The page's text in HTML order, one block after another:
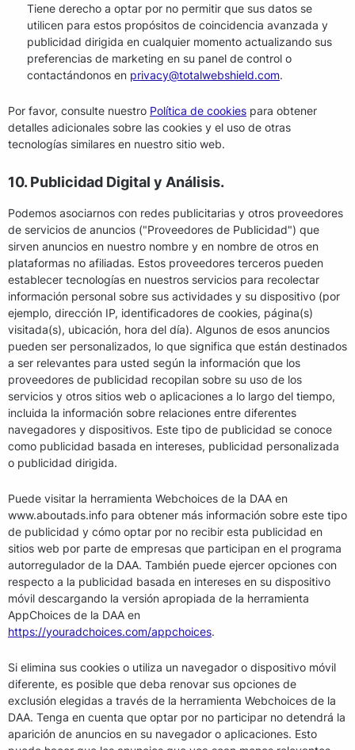
Tiene derecho a optar por no permitir que sus datos se
utilicen para estos propósitos de coincidencia avanzada y
publicidad dirigida en cualquier momento actualizando sus
preferencias de marketing en su panel de control o
contactándonos en privacy@totalwebshield.com.
Por favor, consulte nuestro Política de cookies para obtener
detalles adicionales sobre las cookies y el uso de otras
tecnologías similares en nuestro sitio web.
10. Publicidad Digital y Análisis.
Podemos asociarnos con redes publicitarias y otros proveedores
de servicios de anuncios ("Proveedores de Publicidad") que
sirven anuncios en nuestro nombre y en nombre de otros en
plataformas no afiliadas. Estos proveedores terceros pueden
establecer tecnologías en nuestros servicios para recolectar
información personal sobre sus actividades y su dispositivo (por
ejemplo, dirección IP, identificadores de cookies, página(s)
visitada(s), ubicación, hora del día). Algunos de esos anuncios
pueden ser personalizados, lo que significa que están destinados
a ser relevantes para usted según la información que los
proveedores de publicidad recopilan sobre su uso de los
servicios y otros sitios web o aplicaciones a lo largo del tiempo,
incluida la información sobre relaciones entre diferentes
navegadores y dispositivos. Este tipo de publicidad se conoce
como publicidad basada en intereses, publicidad personalizada
o publicidad dirigida.
Puede visitar la herramienta Webchoices de la DAA en
www.aboutads.info para obtener más información sobre este tipo
de publicidad y cómo optar por no recibir esta publicidad en
sitios web por parte de empresas que participan en el programa
autorregulador de la DAA. También puede ejercer opciones con
respecto a la publicidad basada en intereses en su dispositivo
móvil descargando la versión apropiada de la herramienta
AppChoices de la DAA en
https://youradchoices.com/appchoices.
Si elimina sus cookies o utiliza un navegador o dispositivo móvil
diferente, es posible que deba renovar sus opciones de
exclusión elegidas a través de la herramienta Webchoices de la
DAA. Tenga en cuenta que optar por no participar no detendrá la
aparición de anuncios en su navegador o aplicaciones. Esto